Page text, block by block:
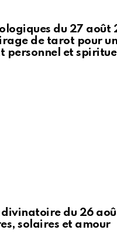
du 27 août
de tarot pour un
personnel et spirituel
du 26
solaires et amour